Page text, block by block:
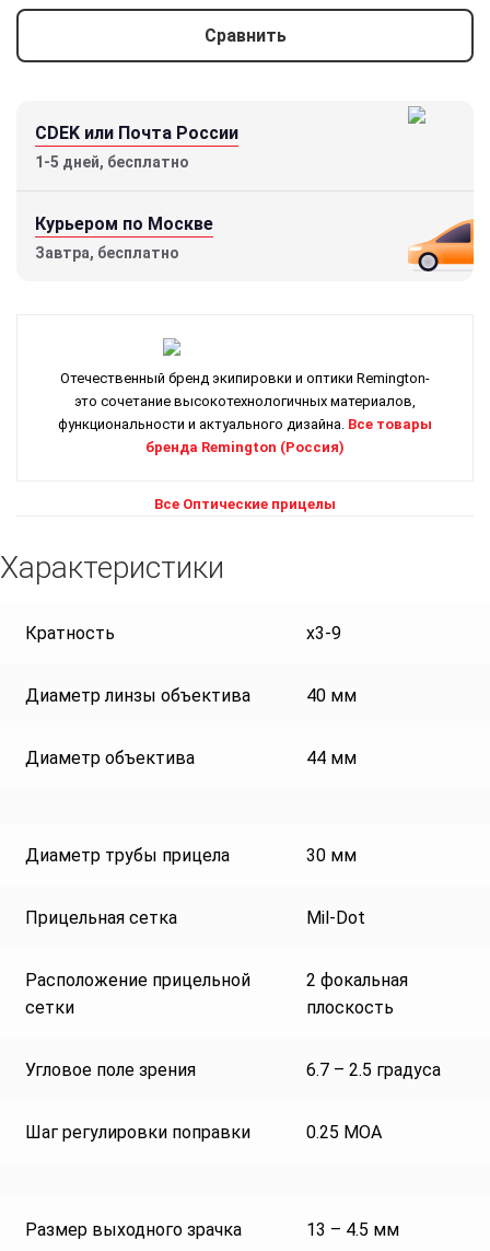
Сравнить
CDEK или Почта России
1-5 дней, бесплатно
Курьером по Москве
Завтра, бесплатно
Отечественный бренд экипировки и оптики Remington-
это сочетание высокотехнологичных материалов,
функциональности и актуального дизайна. Все товары
бренда Remington (Россия)
Все Оптические прицелы
Характеристики
Кратность x3-9
Диаметр линзы объектива 40 мм
Диаметр объектива 44 мм
Диаметр трубы прицела 30 мм
Прицельная сетка Mil-Dot
Расположение прицельной
сетки
2 фокальная
плоскость
Угловое поле зрения 6.7 – 2.5 градуса
Шаг регулировки поправки 0.25 МОА
Размер выходного зрачка 13 – 4.5 мм